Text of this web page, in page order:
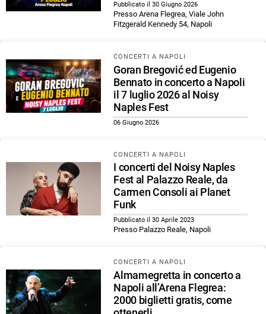
Pubblicato il 30 Giugno 2026
Presso Arena Flegrea, Viale John
Fitzgerald Kennedy 54, Napoli
CONCERTI A NAPOLI
Goran Bregović ed Eugenio
Bennato in concerto a Napoli
il 7 luglio 2026 al Noisy
Naples Fest
06 Giugno 2026
CONCERTI A NAPOLI
I concerti del Noisy Naples
Fest al Palazzo Reale, da
Carmen Consoli ai Planet
Funk
Pubblicato il 30 Aprile 2023
Presso Palazzo Reale, Napoli
CONCERTI A NAPOLI
Almamegretta in concerto a
Napoli all’Arena Flegrea:
2000 biglietti gratis, come